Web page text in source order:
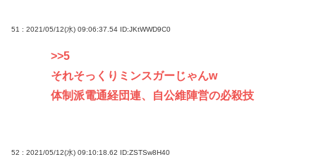
51 : 2021/05/12(水) 09:06:37.54 ID:JKtWWD9C0
>>5
それそっくりミンスガーじゃんw
体制派電通経団連、自公維陣営の必殺技
52 : 2021/05/12(水) 09:10:18.62 ID:ZSTSw8H40